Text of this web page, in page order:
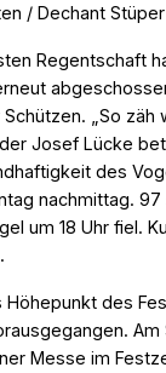
/ Dechant
Regentschaft
„So zäh
Josef Lücke
des
nachmittag.
um 18 Uhr fiel.
Höhepunkt des
Am
Messe im